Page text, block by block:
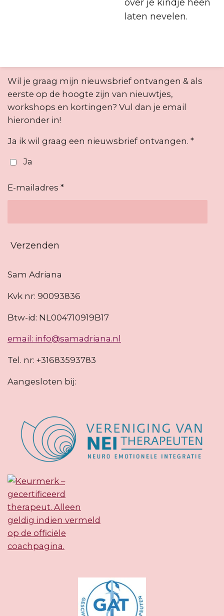
over je kindje heen
laten nevelen.
Wil je graag mijn nieuwsbrief ontvangen & als
eerste op de hoogte zijn van nieuwtjes,
workshops en kortingen? Vul dan je email
hieronder in!
Ja ik wil graag een nieuwsbrief ontvangen. *
Ja
E-mailadres *
Verzenden
Sam Adriana
Kvk nr: 90093836
Btw-id: NL004710919B17
email: info@samadriana.nl
Tel. nr: +31683593783
Aangesloten bij: